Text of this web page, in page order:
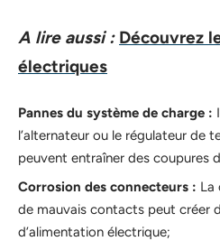
A lire aussi : Découvrez
électriques
Pannes du système de charge :
l’alternateur ou le régulateur de
peuvent entraîner des coupures
Corrosion des connecteurs : La
de mauvais contacts peut créer
d’alimentation électrique;